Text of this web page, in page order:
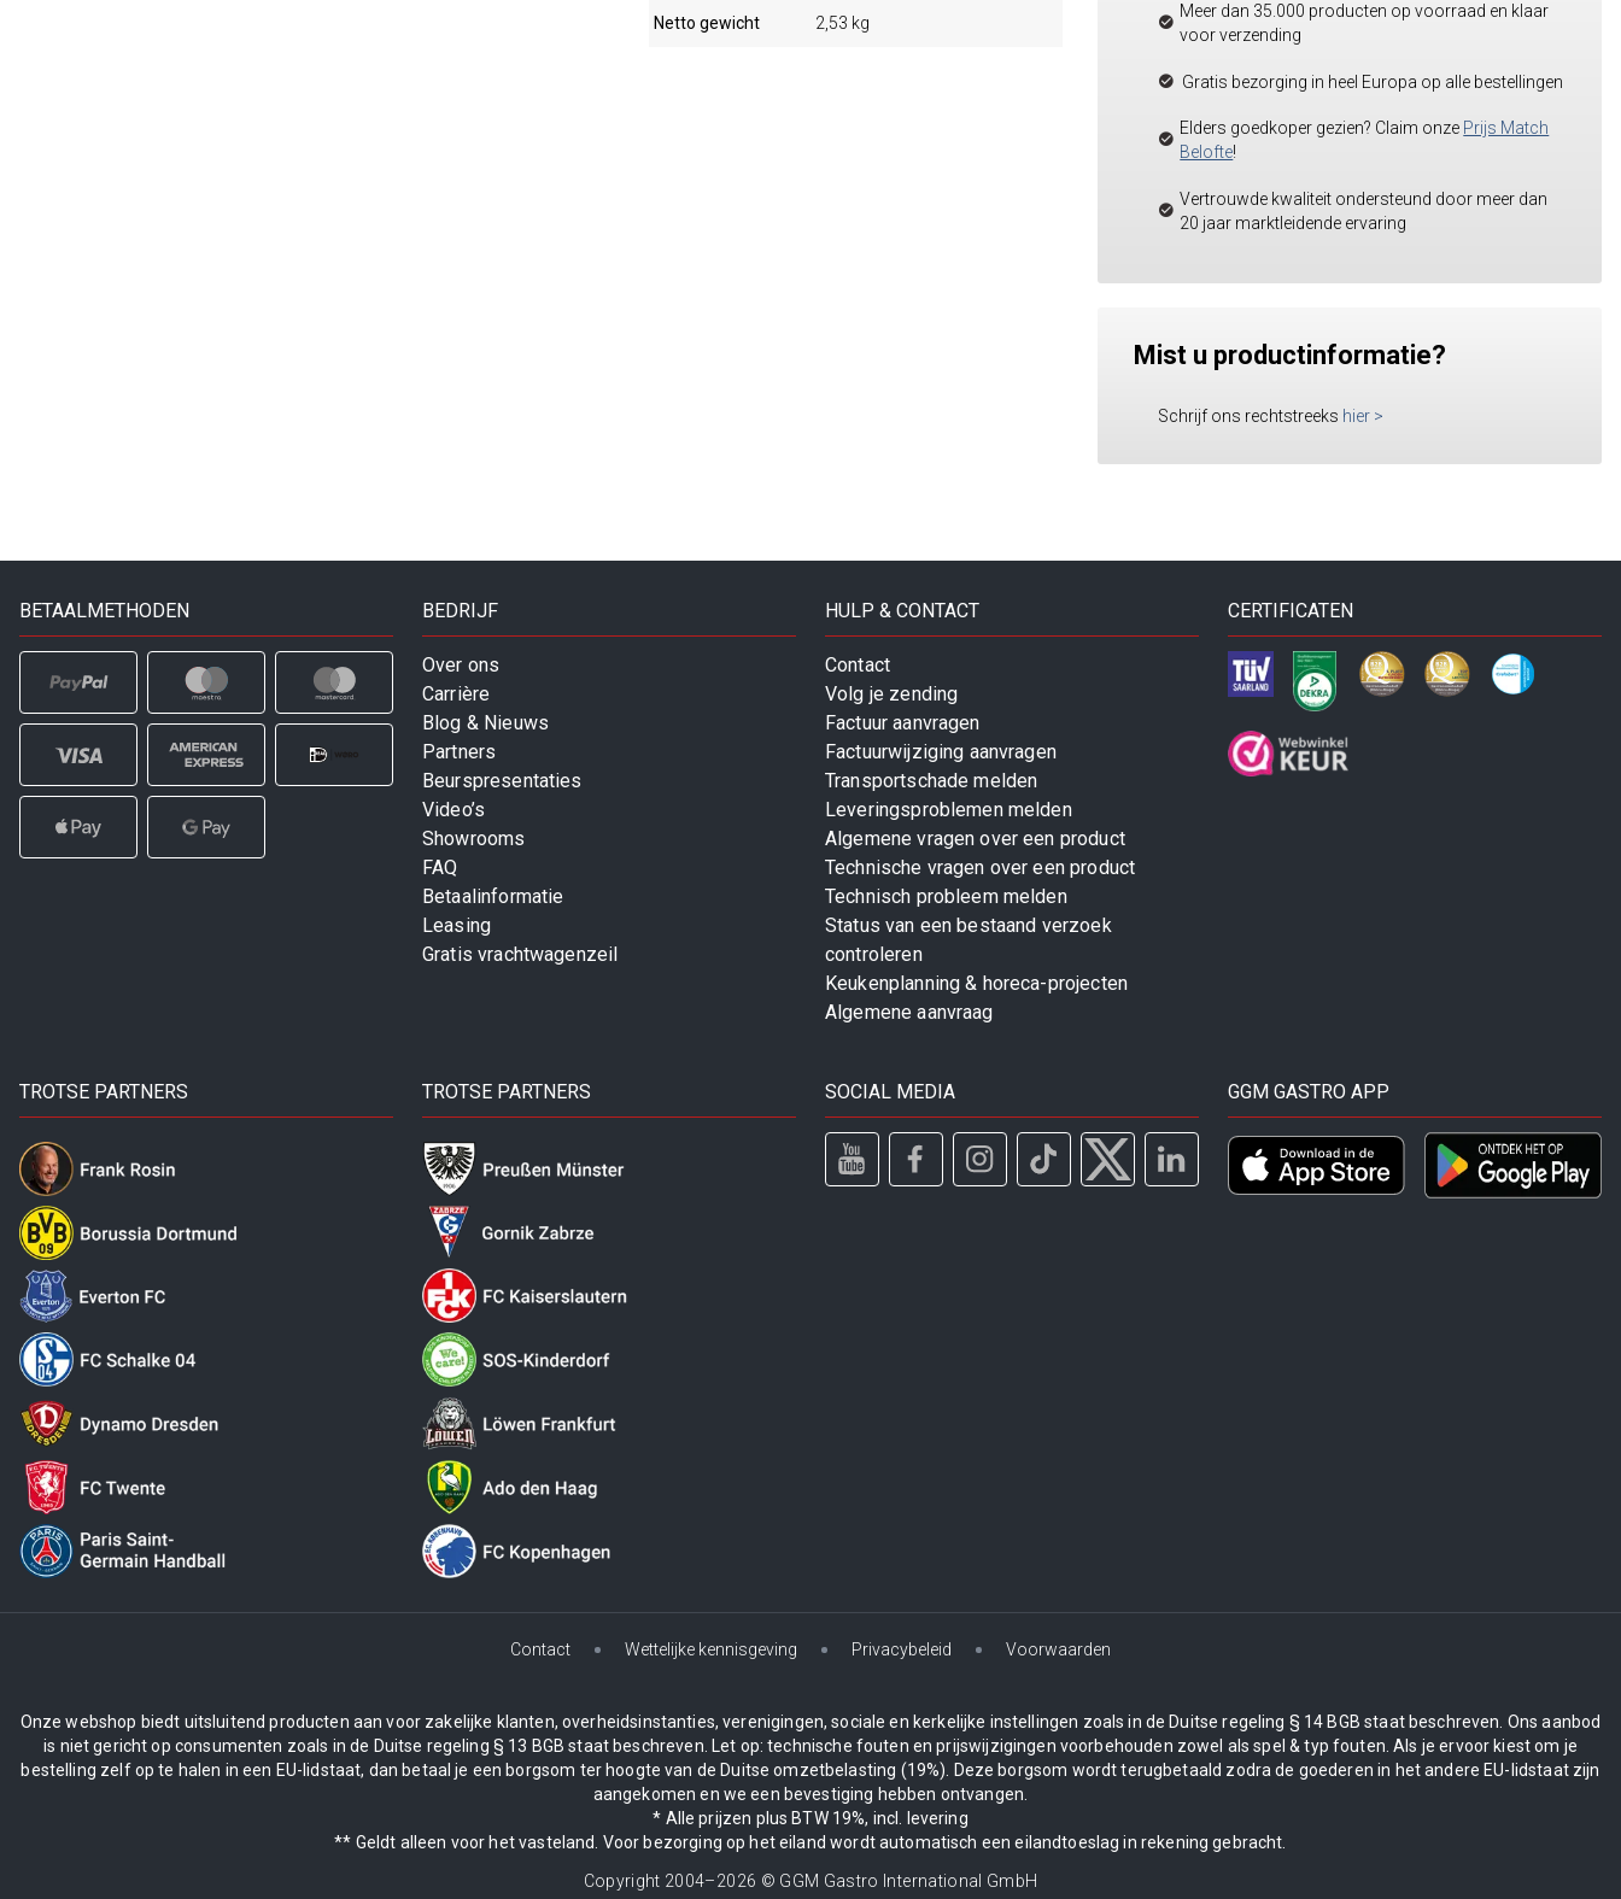
Netto gewicht 2,53 kg
Meer dan 35.000 producten op voorraad en klaar
voor verzending
Gratis bezorging in heel Europa op alle bestellingen
Elders goedkoper gezien? Claim onze Prijs Match
Belofte!
Vertrouwde kwaliteit ondersteund door meer dan
20 jaar marktleidende ervaring
Mist u productinformatie?
Schrijf ons rechtstreeks hier >
BETAALMETHODEN BEDRIJF
Over ons
Carrière
Blog & Nieuws
Partners
Beurspresentaties
Video’s
Showrooms
FAQ
Betaalinformatie
Leasing
Gratis vrachtwagenzeil
HULP & CONTACT
Contact
Volg je zending
Factuur aanvragen
Factuurwijziging aanvragen
Transportschade melden
Leveringsproblemen melden
Algemene vragen over een product
Technische vragen over een product
Technisch probleem melden
Status van een bestaand verzoek
controleren
Keukenplanning & horeca-projecten
Algemene aanvraag
CERTIFICATEN
TROTSE PARTNERS TROTSE PARTNERS SOCIAL MEDIA GGM GASTRO APP
Contact Wettelijke kennisgeving Privacybeleid Voorwaarden
Onze webshop biedt uitsluitend producten aan voor zakelijke klanten, overheidsinstanties, verenigingen, sociale en kerkelijke instellingen zoals in de Duitse regeling § 14 BGB staat beschreven. Ons aanbod
is niet gericht op consumenten zoals in de Duitse regeling § 13 BGB staat beschreven. Let op: technische fouten en prijswijzigingen voorbehouden zowel als spel & typ fouten. Als je ervoor kiest om je
bestelling zelf op te halen in een EU-lidstaat, dan betaal je een borgsom ter hoogte van de Duitse omzetbelasting (19%). Deze borgsom wordt terugbetaald zodra de goederen in het andere EU-lidstaat zijn
aangekomen en we een bevestiging hebben ontvangen.
* Alle prijzen plus BTW 19%, incl. levering
** Geldt alleen voor het vasteland. Voor bezorging op het eiland wordt automatisch een eilandtoeslag in rekening gebracht.
Copyright 2004–2026 © GGM Gastro International GmbH